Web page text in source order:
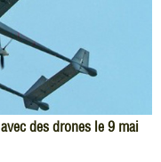
des drones le 9 mai